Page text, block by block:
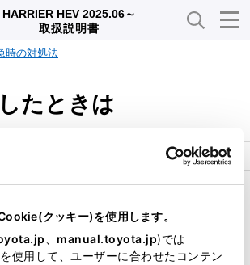
クッキー)を使用します。
manual.toyota.jp)では
使用して、ユーザーに合わせたコンテン
HARRIER HEV 2025.06～
取扱説明書
時の対処法
たときは
ったときは次の方法を試みてくださ